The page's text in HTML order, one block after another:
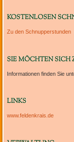
KOSTENLOSEN
Zu den Schnupperstunden
SIE MÖCHTEN SICH
Informationen finden Sie
LINKS
www.feldenkrais.de